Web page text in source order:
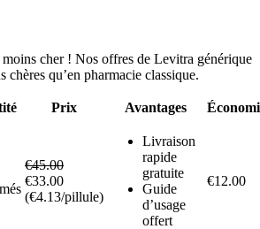
cher ! Nos offres de Levitra générique
chères qu’en pharmacie classique.
Prix Avantages
€45.00
€33.00
(€4.13/pillule)
Livraison
rapide
gratuite
Guide
d’usage
offert
€12.00